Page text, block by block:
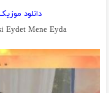
دانلود
Eydet Mene Eyda